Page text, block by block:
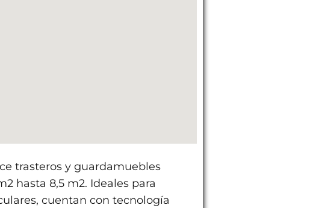
trasteros y guardamuebles
hasta 8,5 m2. Ideales para
cuentan con tecnología